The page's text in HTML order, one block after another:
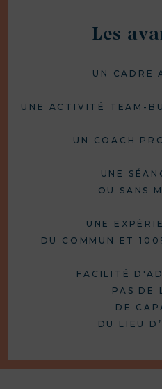
Les
UN CADRE
UNE ACTIVITÉ TEAM-
UN COACH
UNE
OU SANS
UNE
DU COMMUN ET
FACILITÉ
PAS DE
DE
DU LIEU